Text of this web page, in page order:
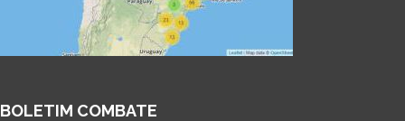
BOLETIM COMBATE